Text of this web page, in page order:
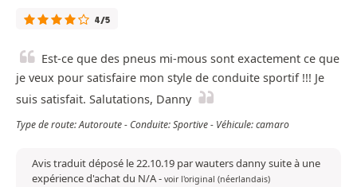
4/5
Est-ce que des pneus mi-mous sont exactement ce que
je veux pour satisfaire mon style de conduite sportif !!! Je
suis satisfait. Salutations, Danny
Type de route: Autoroute - Conduite: Sportive - Véhicule: camaro
Avis traduit déposé le 22.10.19 par wauters danny suite à une
expérience d'achat du N/A- voir l'original (néerlandais)